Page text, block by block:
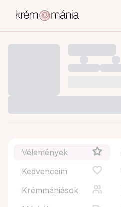
Vélemények
Kedvenceim
Krémmániások